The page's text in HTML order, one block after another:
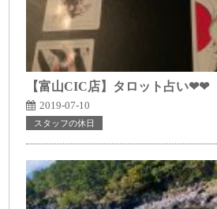
【富山CIC店】タロット占い❤❤
2019-07-10
スタッフの休日